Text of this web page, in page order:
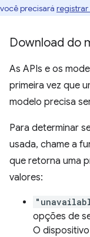
você precisará registrar
Download do
As APIs e os
primeira vez que
modelo precisa
Para determinar
usada, chame a
que retorna uma
valores:
opções de
O